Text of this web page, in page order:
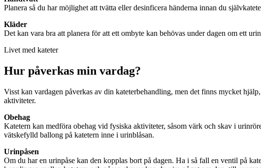
Planera så du har möjlighet att tvätta eller desinficera händerna innan du
Kläder
Det kan vara bra att planera för att ett ombyte kan behövas under dagen om ett
Livet med kateter
Hur påverkas min vardag?
Visst kan vardagen påverkas av din kateterbehandling, men det finns mycket
aktiviteter.
Obehag
Katetern kan medföra obehag vid fysiska aktiviteter, såsom värk och skav i
vätskefylld ballong på katetern inne i urinblåsan.
Urinpåsen
Om du har en urinpåse kan den kopplas bort på dagen. Ha i så fall en ventil på